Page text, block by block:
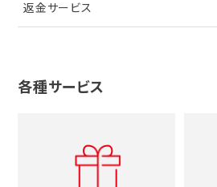
ノーブランドジュエリーをすべて見る
その他
ティファニー
ブルガリ
シャネル
セイコー
メンズ時計
時計をすべて見る
グッチ
ルイヴィトン
十字架
イニシャル
返金サービス
各種サービス